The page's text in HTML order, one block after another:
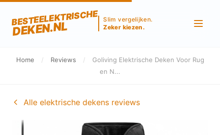
BESTEELEKTRISCHE
DEKEN.NL
Slim vergelijken.
Zeker kiezen.
Home / Reviews /
Goliving Elektrische Deken Voor Rug
en N...
Alle elektrische dekens reviews